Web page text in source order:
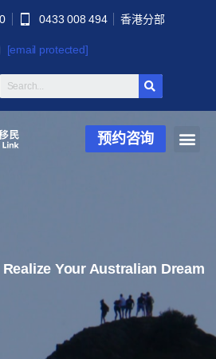
0433 008 494 香港分部
[email protected]
预约咨询
Your Australian Dream